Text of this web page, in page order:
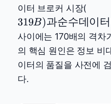
이터 브로커 시장(
과 순
수 데
이터
마켓
플레
319B)과순수데이
사이에는 170배의 격차
의 핵심 원인은 정보 비
이터의 품질을 사전에
다.